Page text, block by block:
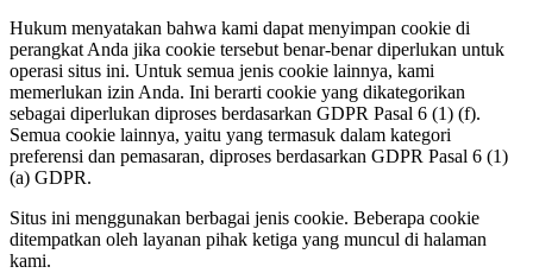
Hukum menyatakan bahwa kami dapat menyimpan cookie di
perangkat Anda jika cookie tersebut benar-benar diperlukan untuk
operasi situs ini. Untuk semua jenis cookie lainnya, kami
memerlukan izin Anda. Ini berarti cookie yang dikategorikan
sebagai diperlukan diproses berdasarkan GDPR Pasal 6 (1) (f).
Semua cookie lainnya, yaitu yang termasuk dalam kategori
preferensi dan pemasaran, diproses berdasarkan GDPR Pasal 6 (1)
(a) GDPR.
Situs ini menggunakan berbagai jenis cookie. Beberapa cookie
ditempatkan oleh layanan pihak ketiga yang muncul di halaman
kami.